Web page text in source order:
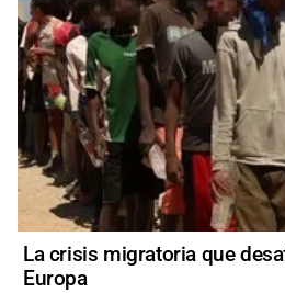
La crisis migratoria que
Europa